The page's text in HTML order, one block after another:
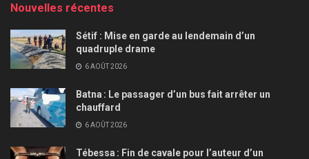
Nouvelles récentes
Sétif : Mise en garde au lendemain d’un
quadruple drame
6 AOÛT 2026
Batna : Le passager d’un bus fait arrêter un
chauffard
6 AOÛT 2026
Tébessa : Fin de cavale pour l’auteur d’un